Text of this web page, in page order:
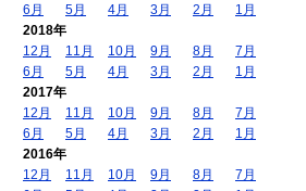
6月
5月 4月 3月 2月
1月
2018年
12月
11月 10月 9月 8月
7月
6月
5月 4月 3月 2月
1月
2017年
12月
11月 10月 9月 8月
7月
6月
5月 4月 3月 2月
1月
2016年
12月
11月 10月 9月 8月
7月